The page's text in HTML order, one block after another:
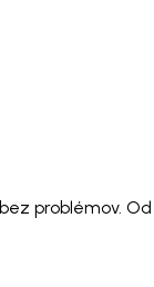
problémov.